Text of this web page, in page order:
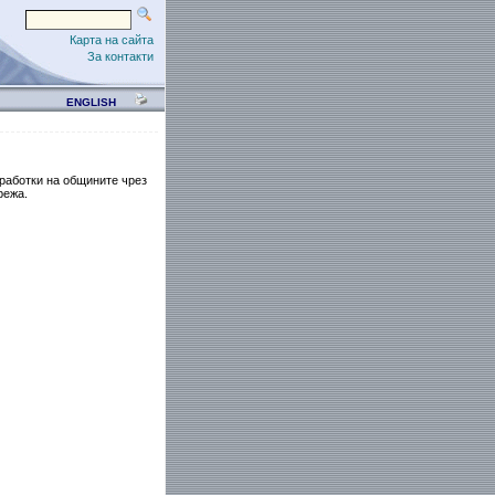
Карта на сайта
За контакти
ENGLISH
на общините чрез